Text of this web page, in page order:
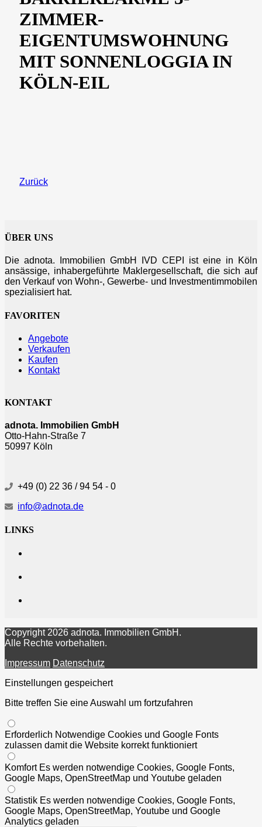
ZIMMER-
EIGENTUMSWOHNUNG
MIT SONNENLOGGIA IN
KÖLN-EIL
Zurück
ÜBER UNS
Die adnota. Immobilien GmbH IVD CEPI ist eine in Köln
ansässige, inhabergeführte Maklergesellschaft, die sich auf
den Verkauf von Wohn-, Gewerbe- und Investmentimmobilen
spezialisiert hat.
FAVORITEN
Angebote
Verkaufen
Kaufen
Kontakt
KONTAKT
adnota. Immobilien GmbH
Otto-Hahn-Straße 7
50997 Köln
+49 (0) 22 36 / 94 54 - 0
info@adnota.de
LINKS
Copyright 2026 adnota. Immobilien GmbH.
Alle Rechte vorbehalten.
Impressum Datenschutz
Einstellungen gespeichert
Bitte treffen Sie eine Auswahl um fortzufahren
Erforderlich Notwendige Cookies und Google Fonts
zulassen damit die Website korrekt funktioniert
Komfort Es werden notwendige Cookies, Google Fonts,
Google Maps, OpenStreetMap und Youtube geladen
Statistik Es werden notwendige Cookies, Google Fonts,
Google Maps, OpenStreetMap, Youtube und Google
Analytics geladen